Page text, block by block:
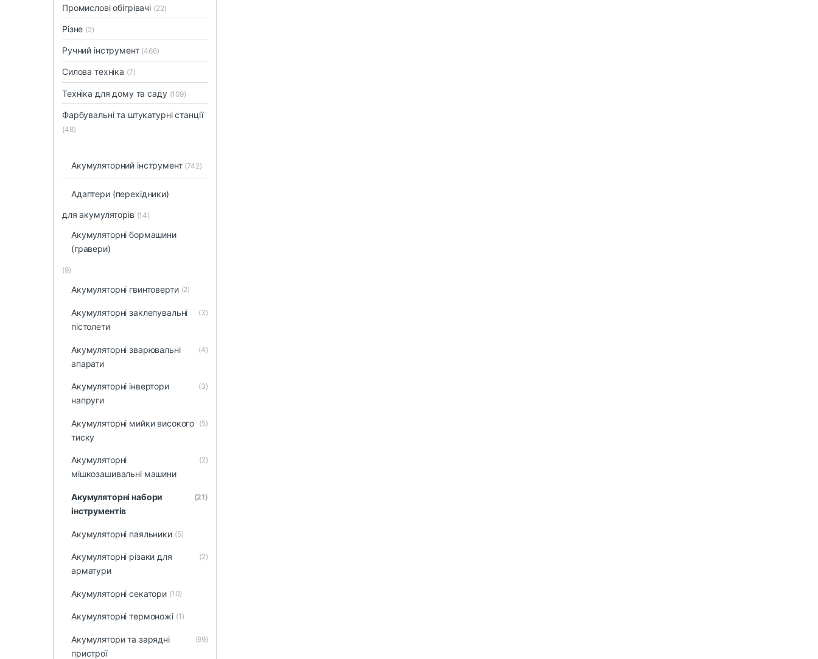
Промислові обігрівачі (22)
Різне (2)
Ручний інструмент (466)
Силова техніка (7)
Техніка для дому та саду (109)
Фарбувальні та штукатурні станції
(48)
Акумуляторний інструмент (742)
Адаптери (перехідники)
для акумуляторів (14)
Акумуляторні бормашини
(гравери)
(9)
Акумуляторні гвинтоверти (2)
Акумуляторні заклепувальні
пістолети
(3)
Акумуляторні зварювальні
апарати
(4)
Акумуляторні інвертори
напруги
(3)
Акумуляторні мийки високого
тиску
(5)
Акумуляторні
мішкозашивальні машини
(2)
Акумуляторні набори
інструментів
(21)
Акумуляторні паяльники (5)
Акумуляторні різаки для
арматури
(2)
Акумуляторні секатори (10)
Акумуляторні термоножі (1)
Акумулятори та зарядні
пристрої
(99)